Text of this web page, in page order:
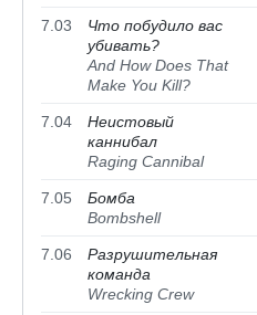
7.03
Что побудило вас
убивать?
And How Does That
Make You Kill?
7.04
Неистовый
каннибал
Raging Cannibal
7.05
Бомба
Bombshell
7.06
Разрушительная
команда
Wrecking Crew